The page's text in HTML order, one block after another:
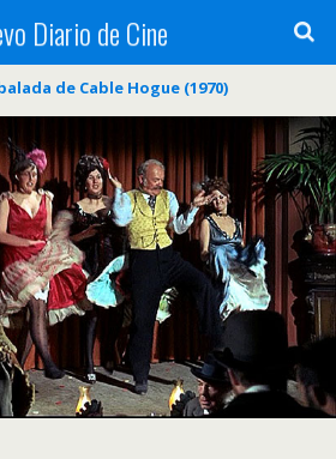
Diario de Cine
de Cable Hogue (1970)